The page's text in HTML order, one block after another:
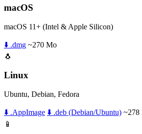
macOS
macOS 11+ (Intel & Apple Silicon)
⬇️ .dmg ~270 Mo
🐧
Linux
Ubuntu, Debian, Fedora
⬇️ .AppImage ⬇️ .deb (Debian/Ubuntu) ~278
📱